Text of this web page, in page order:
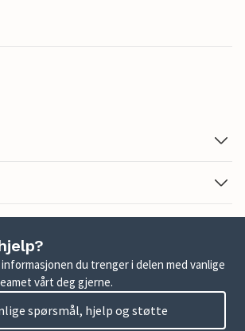
du trenger i delen med vanlige
vårt deg gjerne.
spørsmål, hjelp og støtte